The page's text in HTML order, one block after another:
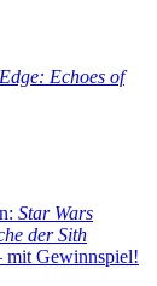
Echoes of
Star Wars
der Sith
mit Gewinnspiel!